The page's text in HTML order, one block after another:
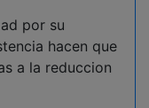
por su
hacen que
a la reduccion